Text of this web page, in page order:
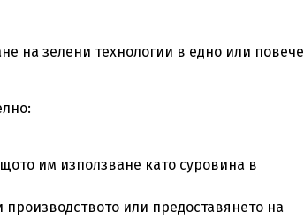
на зелени технологии в едно или повече
им използване като суровина в
или предоставянето на